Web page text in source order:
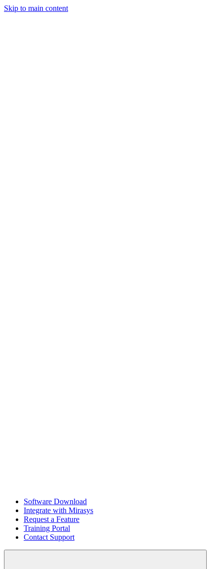
Skip to main content
Software Download
Integrate with Mirasys
Request a Feature
Training Portal
Contact Support